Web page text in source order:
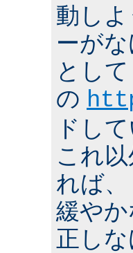
動し
ーが
とし
の
ドし
これ
れば
緩や
正し